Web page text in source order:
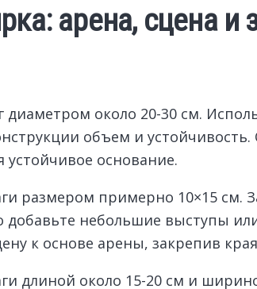
арена, сцена и
около 20-30 см.
объем и
основание.
размером примерно 10×15 см.
небольшие выступы
к основе арены, закрепив
длиной около 15-20 см и